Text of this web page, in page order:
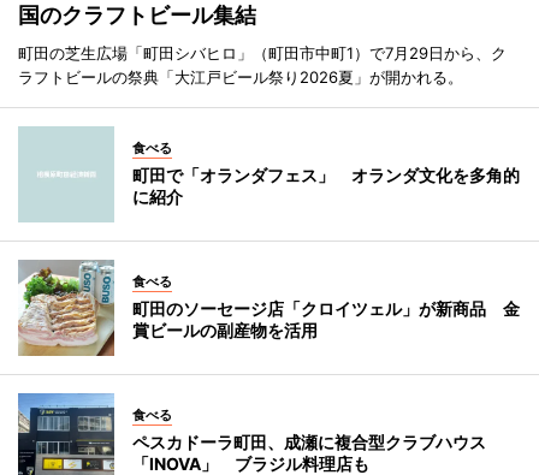
国のクラフトビール集結
町田の芝生広場「町田シバヒロ」（町田市中町1）で7月29日から、ク
ラフトビールの祭典「大江戸ビール祭り2026夏」が開かれる。
食べる
町田で「オランダフェス」 オランダ文化を多角的
に紹介
食べる
町田のソーセージ店「クロイツェル」が新商品 金
賞ビールの副産物を活用
食べる
ペスカドーラ町田、成瀬に複合型クラブハウス
「INOVA」 ブラジル料理店も